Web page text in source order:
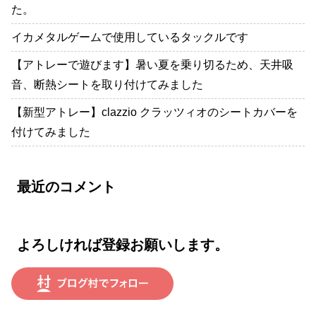
た。
イカメタルゲームで使用しているタックルです
【アトレーで遊びます】暑い夏を乗り切るため、天井吸
音、断熱シートを取り付けてみました
【新型アトレー】clazzio クラッツィオのシートカバーを
付けてみました
最近のコメント
よろしければ登録お願いします。